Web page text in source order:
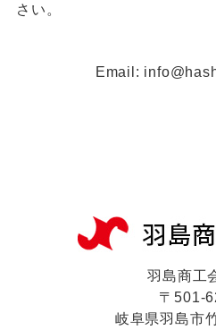
さい。
Email:
羽島商工
〒501-
岐阜県羽島市